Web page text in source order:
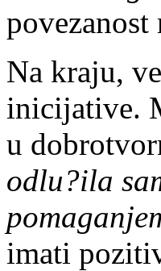
Na kraju,
inicijative.
u
odlu?ila
imati